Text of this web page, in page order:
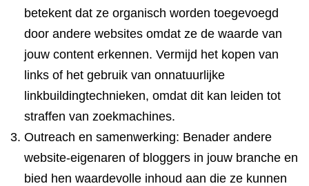
betekent dat ze organisch worden toegevoegd
door andere websites omdat ze de waarde van
jouw content erkennen. Vermijd het kopen van
links of het gebruik van onnatuurlijke
linkbuildingtechnieken, omdat dit kan leiden tot
straffen van zoekmachines.
Outreach en samenwerking: Benader andere
website-eigenaren of bloggers in jouw branche en
bied hen waardevolle inhoud aan die ze kunnen